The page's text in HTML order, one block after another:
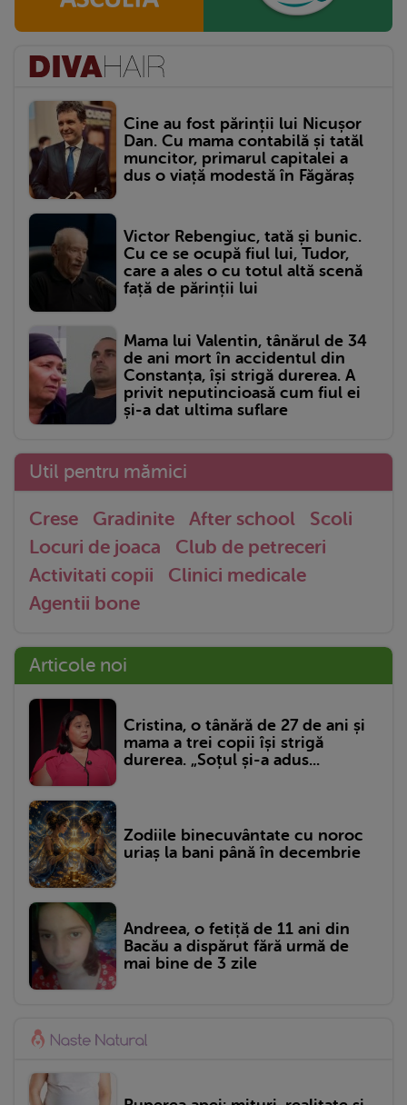
Cine au fost părinții lui Nicușor
Dan. Cu mama contabilă și tatăl
muncitor, primarul capitalei a
dus o viață modestă în Făgăraș
Victor Rebengiuc, tată și bunic.
Cu ce se ocupă fiul lui, Tudor,
care a ales o cu totul altă scenă
față de părinții lui
Mama lui Valentin, tânărul de 34
de ani mort în accidentul din
Constanța, își strigă durerea. A
privit neputincioasă cum fiul ei
și-a dat ultima suflare
Util pentru mămici
Crese Gradinite After school
Scoli
Locuri de joaca
Club de petreceri
Activitati copii
Clinici medicale
Agentii bone
Articole noi
Cristina, o tânără de 27 de ani și
mama a trei copii își strigă
durerea. „Soțul și-a adus...
Zodiile binecuvântate cu noroc
uriaș la bani până în decembrie
Andreea, o fetiță de 11 ani din
Bacău a dispărut fără urmă de
mai bine de 3 zile